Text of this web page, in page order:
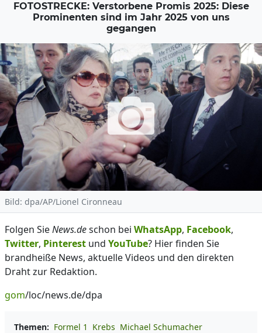
FOTOSTRECKE: Verstorbene Promis 2025: Diese
Prominenten sind im Jahr 2025 von uns
gegangen
Bild: dpa/AP/Lionel Cironneau
Folgen SieNews.deschon bei WhatsApp, Facebook,
Twitter, Pinterest und YouTube? Hier finden Sie
brandheiße News, aktuelle Videos und den direkten
Draht zur Redaktion.
gom/loc/news.de/dpa
Themen: Formel 1 Krebs Michael Schumacher